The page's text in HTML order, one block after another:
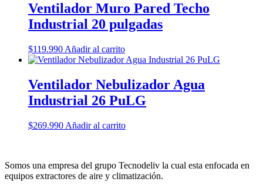
Ventilador Muro Pared Techo
Industrial 20 pulgadas
$119.990 Añadir al carrito
Ventilador Nebulizador Agua
Industrial 26 PuLG
$269.990 Añadir al carrito
Somos una empresa del grupo Tecnodeliv la cual esta enfocada en
equipos extractores de aire y climatización.